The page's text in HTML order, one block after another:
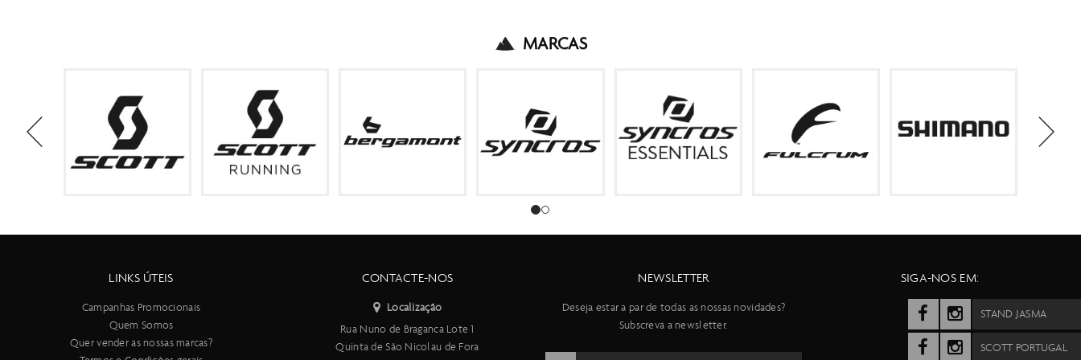
MARCAS
LINKS ÚTEIS
Campanhas Promocionais
Quem Somos
Quer vender as nossas marcas?
CONTACTE-NOS
Localização
Rua Nuno de Braganca Lote 1
Quinta de São Nicolau de Fora
NEWSLETTER
Deseja estar a par de todas as nossas novidades?
Subscreva a newsletter.
SIGA-NOS EM:
STAND JASMA
SCOTT PORTUGAL